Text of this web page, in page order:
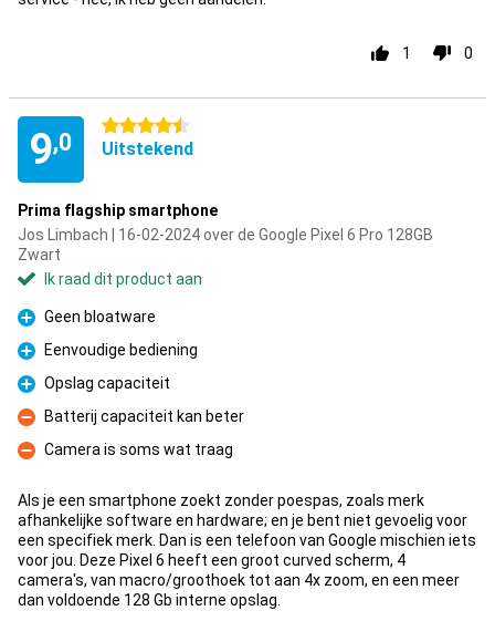
1 0
9,0
4.5 sterren
Uitstekend
Prima flagship smartphone
Jos Limbach | 16-02-2024 over de Google Pixel 6 Pro 128GB
Zwart
Ik raad dit product aan
Pluspunt
Geen bloatware
Pluspunt
Eenvoudige bediening
Pluspunt
Opslag capaciteit
Minpunt
Batterij capaciteit kan beter
Minpunt
Camera is soms wat traag
Als je een smartphone zoekt zonder poespas, zoals merk
afhankelijke software en hardware; en je bent niet gevoelig voor
een specifiek merk. Dan is een telefoon van Google mischien iets
voor jou. Deze Pixel 6 heeft een groot curved scherm, 4
camera's, van macro/groothoek tot aan 4x zoom, en een meer
dan voldoende 128 Gb interne opslag.